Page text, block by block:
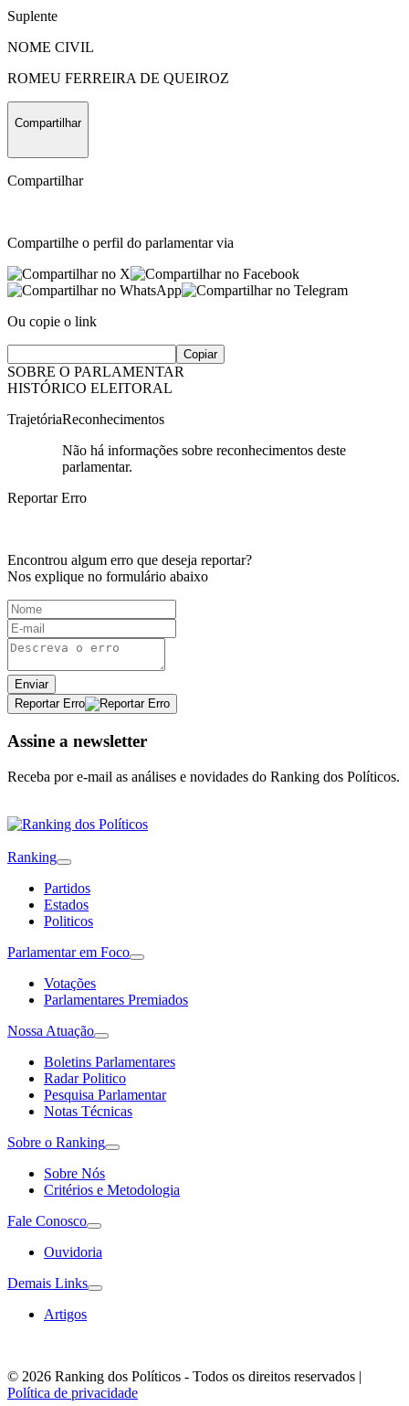
Suplente
NOME CIVIL
ROMEU FERREIRA DE QUEIROZ
Compartilhar
Compartilhar
Compartilhe o perfil do parlamentar via
Ou copie o link
Copiar
SOBRE O PARLAMENTAR
HISTÓRICO ELEITORAL
TrajetóriaReconhecimentos
Não há informações sobre reconhecimentos deste
parlamentar.
Reportar Erro
Encontrou algum erro que deseja reportar?
Nos explique no formulário abaixo
Enviar
Reportar Erro
Assine a newsletter
Receba por e-mail as análises e novidades do Ranking dos Políticos.
Ranking
Partidos
Estados
Politicos
Parlamentar em Foco
Votações
Parlamentares Premiados
Nossa Atuação
Boletins Parlamentares
Radar Politico
Pesquisa Parlamentar
Notas Técnicas
Sobre o Ranking
Sobre Nós
Critérios e Metodologia
Fale Conosco
Ouvidoria
Demais Links
Artigos
© 2026 Ranking dos Políticos - Todos os direitos reservados |
Política de privacidade